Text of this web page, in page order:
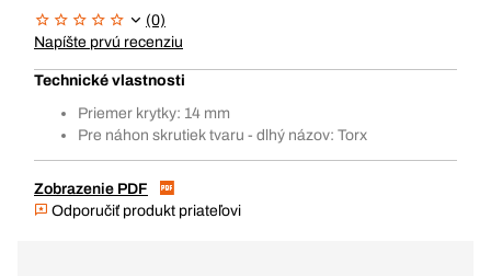
(0)
Napíšte prvú recenziu
Technické vlastnosti
Priemer krytky: 14 mm
Pre náhon skrutiek tvaru - dlhý názov: Torx
Zobrazenie PDF
Odporučiť produkt priateľovi